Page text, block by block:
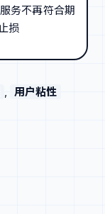
务不再符合期
损
, 用户粘性